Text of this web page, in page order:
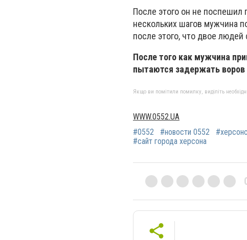
После этого он не поспешил
нескольких шагов мужчина
после этого, что двое
После того как мужчина
пытаются задержать
Якщо ви помітили помилку, виділіть
WWW.0552.UA
#0552
#новости 0552
#сайт города херсона